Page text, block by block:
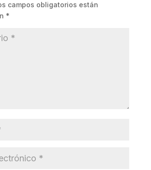
campos obligatorios están
*